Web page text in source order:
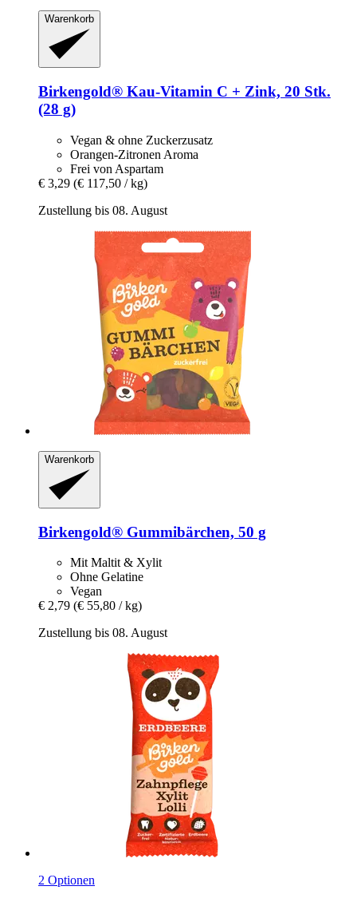
Warenkorb
Birkengold® Kau-​Vitamin C + Zink, 20 Stk.
(28 g)
Vegan & ohne Zuckerzusatz
Orangen-Zitronen Aroma
Frei von Aspartam
€ 3,29 (€ 117,50 / kg)
Zustellung bis 08. August
Warenkorb
Birkengold® Gummibärchen, 50 g
Mit Maltit & Xylit
Ohne Gelatine
Vegan
€ 2,79 (€ 55,80 / kg)
Zustellung bis 08. August
2 Optionen